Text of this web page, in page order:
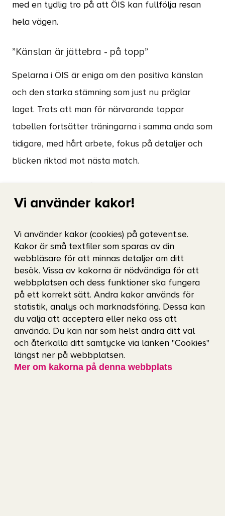
med en tydlig tro på att ÖIS kan fullfölja resan
hela vägen.
”Känslan är jättebra - på topp”
Spelarna i ÖIS är eniga om den positiva känslan
och den starka stämning som just nu präglar
laget. Trots att man för närvarande toppar
tabellen fortsätter träningarna i samma anda som
tidigare, med hårt arbete, fokus på detaljer och
blicken riktad mot nästa match.
finslipa på, och spelarna är väl medvetna om att
käppar i hjulet.
När frågan kommer om vad som krävs för att
fortsätta hålla toppformen är svaret tydligt.
”Det är att vara ödmjuka, träna hårt
varje träning och vinna varje match.
Vilja vinna varje match”, säger
Christofferson.
Vi använder kakor!
Vi använder kakor (cookies) på gotevent.se.
Kakor är små textfiler som sparas av din
webbläsare för att minnas detaljer om ditt
besök. Vissa av kakorna är nödvändiga för att
webbplatsen och dess funktioner ska fungera
på ett korrekt sätt. Andra kakor används för
statistik, analys och marknadsföring. Dessa kan
du välja att acceptera eller neka oss att
använda. Du kan när som helst ändra ditt val
och återkalla ditt samtycke via länken "Cookies"
längst ner på webbplatsen.
Mer om kakorna på denna webbplats